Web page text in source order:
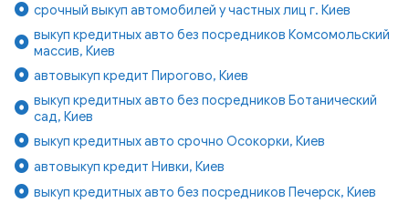
срочный выкуп автомобилей у частных лиц г. Киев
выкуп кредитных авто без посредников Комсомольский
массив, Киев
автовыкуп кредит Пирогово, Киев
выкуп кредитных авто без посредников Ботанический
сад, Киев
выкуп кредитных авто срочно Осокорки, Киев
автовыкуп кредит Нивки, Киев
выкуп кредитных авто без посредников Печерск, Киев